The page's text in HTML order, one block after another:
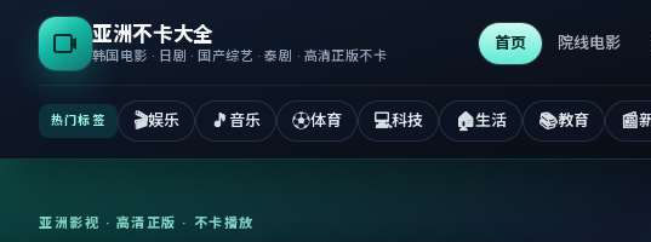
亚洲不卡大全
韩国电影 · 日剧 · 国产综艺 · 泰剧 · 高清正版不卡
首页 院线电影
热门标签 🎬娱乐 🎵 音乐 ⚽体育 💻科技 🏠生活 📚教育 📰
亚洲影视 · 高清正版 · 不卡播放